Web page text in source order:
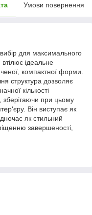
Умови повернення
для максимального
ідеальне
компактної форми.
структура дозволяє
кількості
зберігаючи при цьому
Він виступає як
як стильний
завершеності,